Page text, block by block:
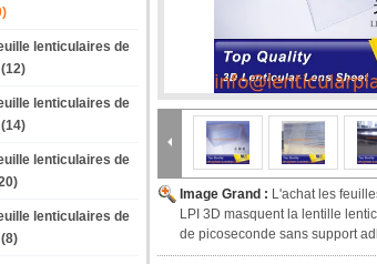
lenticulaires de
(12)
lenticulaires de
(14)
lenticulaires de
lenticulaires de
(8)
Image Grand : L'achat les
LPI 3D masquent la lentille
de picoseconde sans support